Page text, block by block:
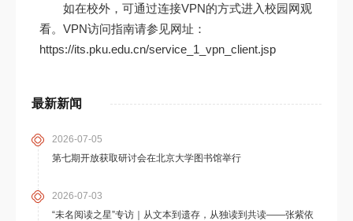
最新新闻
2026-07-05
第七期开放获取研讨会在北京大学图书馆举行
2026-07-03
“未名阅读之星”专访｜从文本到遗存，从独读到共读——张紫依
如在校外，可通过连接VPN的方式进入校园网观
看。VPN访问指南请参见网址：
https://its.pku.edu.cn/service_1_vpn_client.jsp